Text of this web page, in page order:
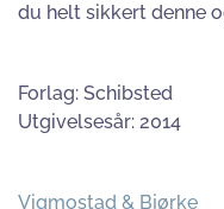
du helt sikkert denne
Forlag: Schibsted
Utgivelsesår: 2014
Vigmostad & Bjørke